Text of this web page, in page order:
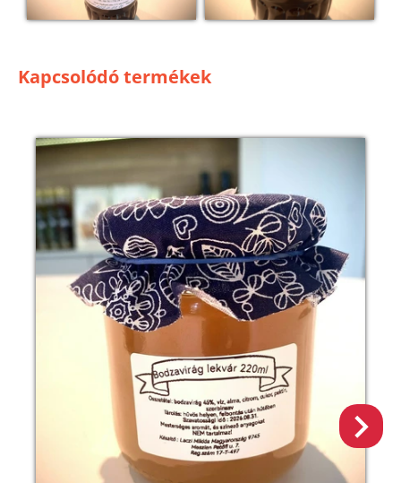
Kapcsolódó termékek